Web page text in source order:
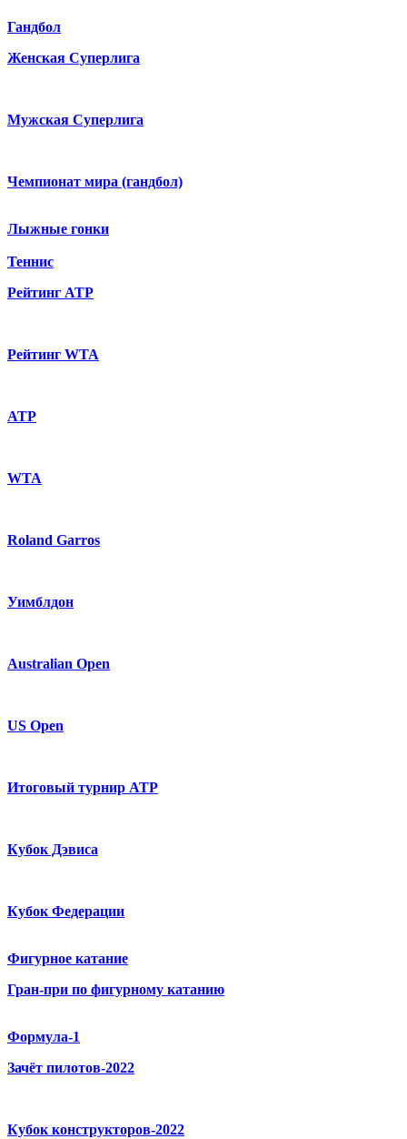
Гандбол
Женская Суперлига
Мужская Суперлига
Чемпионат мира (гандбол)
Лыжные гонки
Теннис
Рейтинг ATP
Рейтинг WTA
ATP
WTA
Roland Garros
Уимблдон
Australian Open
US Open
Итоговый турнир ATP
Кубок Дэвиса
Кубок Федерации
Фигурное катание
Гран-при по фигурному катанию
Формула-1
Зачёт пилотов-2022
Кубок конструкторов-2022